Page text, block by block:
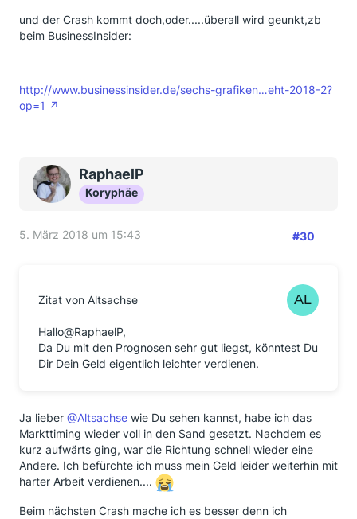
und der Crash kommt doch,oder.....überall wird geunkt,zb
beim BusinessInsider:
http://www.businessinsider.de/sechs-grafiken…eht-2018-2?
op=1
RaphaelP
Koryphäe
5. März 2018 um 15:43 #30
Zitat von Altsachse
Hallo@RaphaelP,
Da Du mit den Prognosen sehr gut liegst, könntest Du
Dir Dein Geld eigentlich leichter verdienen.
Ja lieber @Altsachse wie Du sehen kannst, habe ich das
Markttiming wieder voll in den Sand gesetzt. Nachdem es
kurz aufwärts ging, war die Richtung schnell wieder eine
Andere. Ich befürchte ich muss mein Geld leider weiterhin mit
harter Arbeit verdienen....
Beim nächsten Crash mache ich es besser denn ich